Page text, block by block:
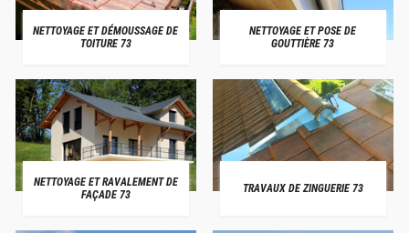
NETTOYAGE ET DÉMOUSSAGE DE
TOITURE 73
NETTOYAGE ET POSE DE
GOUTTIÈRE 73
NETTOYAGE ET RAVALEMENT DE
FAÇADE 73
TRAVAUX DE ZINGUERIE 73